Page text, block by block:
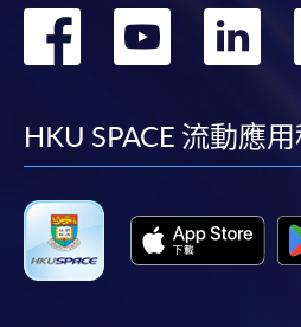
轉 轉
HKU SPACE 流動應